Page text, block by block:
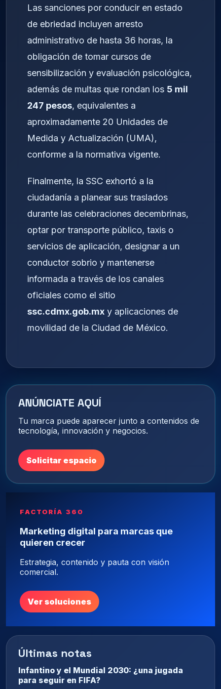
Las sanciones por conducir en estado
de ebriedad incluyen arresto
administrativo de hasta 36 horas, la
obligación de tomar cursos de
sensibilización y evaluación psicológica,
además de multas que rondan los 5 mil
247 pesos, equivalentes a
aproximadamente 20 Unidades de
Medida y Actualización (UMA),
conforme a la normativa vigente.
Finalmente, la SSC exhortó a la
ciudadanía a planear sus traslados
durante las celebraciones decembrinas,
optar por transporte público, taxis o
servicios de aplicación, designar a un
conductor sobrio y mantenerse
informada a través de los canales
oficiales como el sitio
ssc.cdmx.gob.mx y aplicaciones de
movilidad de la Ciudad de México.
ANÚNCIATE AQUÍ
Tu marca puede aparecer junto a contenidos de
tecnología, innovación y negocios.
Solicitar espacio
FACTORÍA 360
Marketing digital para marcas que
quieren crecer
Estrategia, contenido y pauta con visión
comercial.
Ver soluciones
Últimas notas
Infantino y el Mundial 2030: ¿una jugada
para seguir en FIFA?